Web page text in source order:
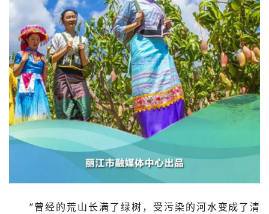
“曾经的荒山长满了绿树，受污染的河水变成了清